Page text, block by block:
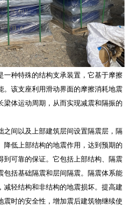
一种特殊的结构支承装置，它基于摩擦
。该支座利用滑动界面的摩擦消耗地震
梁体运动周期，从而实现减震和隔振的
之间以及上部建筑层间设置隔震层，隔
降低上部结构的地震作用，达到预期的
到可靠的保证。它包括上部结构、隔震
包括基础隔震和层间隔震。隔震体系能
减轻结构和非结构的地震损坏。提高建
震时的安全性，增加震后建筑物继续使